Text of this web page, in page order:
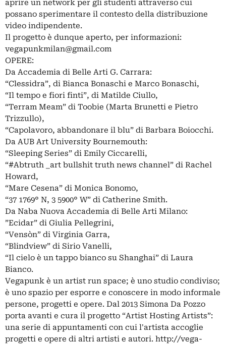
aprire un network per gli studenti attraverso cui
possano sperimentare il contesto della distribuzione
video indipendente.
Il progetto è dunque aperto, per informazioni:
vegapunkmilan@gmail.com
OPERE:
Da Accademia di Belle Arti G. Carrara:
“Clessidra”, di Bianca Bonaschi e Marco Bonaschi,
“Il tempo e fiori finti”, di Matilde Ciullo,
“Terram Meam” di Toobie (Marta Brunetti e Pietro
Trizzullo),
“Capolavoro, abbandonare il blu” di Barbara Boiocchi.
Da AUB Art University Bournemouth:
“Sleeping Series” di Emily Ciccarelli,
“#Abtruth _art bullshit truth news channel” di Rachel
Howard,
“Mare Cesena” di Monica Bonomo,
“37 1769° N, 3 5900° W” di Catherine Smith.
Da Naba Nuova Accademia di Belle Arti Milano:
”Ecidar” di Giulia Pellegrini,
“Vensòn” di Virginia Garra,
“Blindview” di Sirio Vanelli,
“Il cielo è un tappo bianco su Shanghai” di Laura
Bianco.
Vegapunk è un artist run space; è uno studio condiviso;
è uno spazio per esporre e conoscere in modo informale
persone, progetti e opere. Dal 2013 Simona Da Pozzo
porta avanti e cura il progetto “Artist Hosting Artists”:
una serie di appuntamenti con cui l'artista accoglie
progetti e opere di altri artisti e autori. http://vega-